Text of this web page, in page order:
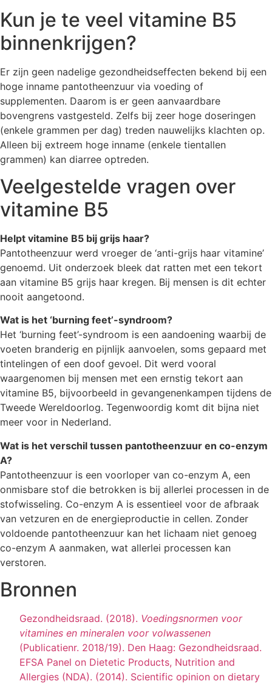
Kun je te veel vitamine B5
binnenkrijgen?
Er zijn geen nadelige gezondheidseffecten bekend bij een
hoge inname pantotheenzuur via voeding of
supplementen. Daarom is er geen aanvaardbare
bovengrens vastgesteld. Zelfs bij zeer hoge doseringen
(enkele grammen per dag) treden nauwelijks klachten op.
Alleen bij extreem hoge inname (enkele tientallen
grammen) kan diarree optreden.
Veelgestelde vragen over
vitamine B5
Helpt vitamine B5 bij grijs haar?
Pantotheenzuur werd vroeger de ‘anti-grijs haar vitamine’
genoemd. Uit onderzoek bleek dat ratten met een tekort
aan vitamine B5 grijs haar kregen. Bij mensen is dit echter
nooit aangetoond.
Wat is het ‘burning feet’-syndroom?
Het ‘burning feet’-syndroom is een aandoening waarbij de
voeten branderig en pijnlijk aanvoelen, soms gepaard met
tintelingen of een doof gevoel. Dit werd vooral
waargenomen bij mensen met een ernstig tekort aan
vitamine B5, bijvoorbeeld in gevangenenkampen tijdens de
Tweede Wereldoorlog. Tegenwoordig komt dit bijna niet
meer voor in Nederland.
Wat is het verschil tussen pantotheenzuur en co-enzym
A?
Pantotheenzuur is een voorloper van co-enzym A, een
onmisbare stof die betrokken is bij allerlei processen in de
stofwisseling. Co-enzym A is essentieel voor de afbraak
van vetzuren en de energieproductie in cellen. Zonder
voldoende pantotheenzuur kan het lichaam niet genoeg
co-enzym A aanmaken, wat allerlei processen kan
verstoren.
Bronnen
Gezondheidsraad. (2018). Voedingsnormen voor
vitamines en mineralen voor volwassenen
(Publicatienr. 2018/19). Den Haag: Gezondheidsraad.
EFSA Panel on Dietetic Products, Nutrition and
Allergies (NDA). (2014). Scientific opinion on dietary